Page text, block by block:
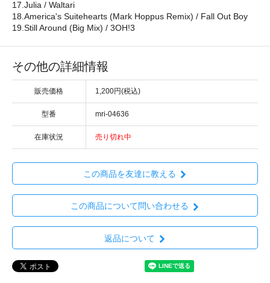
17.Julia / Waltari
18.America's Suitehearts (Mark Hoppus Remix) / Fall Out Boy
19.Still Around (Big Mix) / 3OH!3
その他の詳細情報
販売価格 1,200円(税込)
型番 mri-04636
在庫状況 売り切れ中
この商品を友達に教える
この商品について問い合わせる
返品について